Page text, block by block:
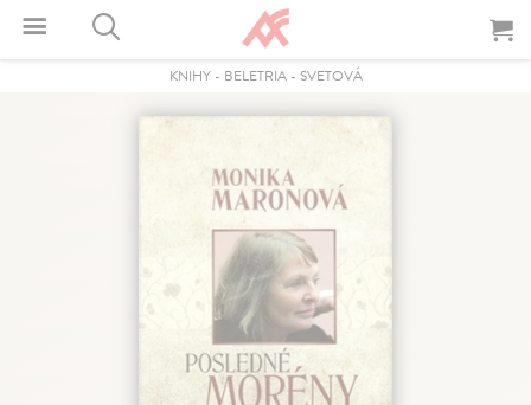
KNIHY- BELETRIA- SVETOVÁ